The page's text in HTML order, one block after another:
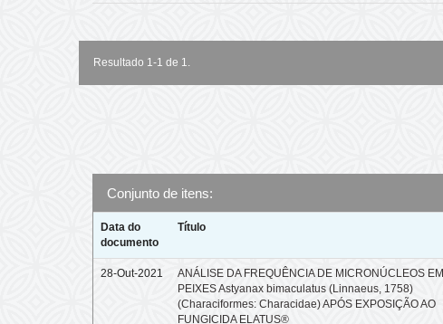
Resultado 1-1 de 1.
Conjunto de itens:
Data do
documento
Título
28-Out-2021
ANÁLISE DA FREQUÊNCIA DE MICRONÚCLEOS EM
PEIXES Astyanax bimaculatus (Linnaeus, 1758)
(Characiformes: Characidae) APÓS EXPOSIÇÃO AO
FUNGICIDA ELATUS®